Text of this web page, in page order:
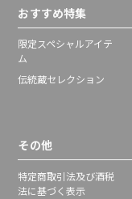
おすすめ特集
限定スペシャルアイテ
ム
伝統蔵セレクション
その他
特定商取引法及び酒税
法に基づく表示